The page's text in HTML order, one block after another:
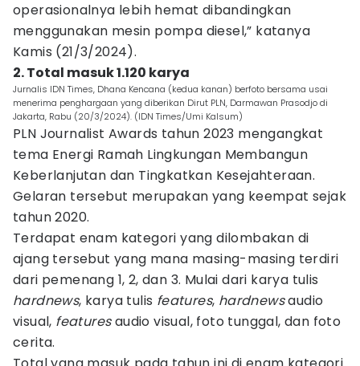
operasionalnya lebih hemat dibandingkan
menggunakan mesin pompa diesel,” katanya
Kamis (21/3/2024).
2. Total masuk 1.120 karya
Jurnalis IDN Times, Dhana Kencana (kedua kanan) berfoto bersama usai
menerima penghargaan yang diberikan Dirut PLN, Darmawan Prasodjo di
Jakarta, Rabu (20/3/2024). (IDN Times/Umi Kalsum)
PLN Journalist Awards tahun 2023 mengangkat
tema Energi Ramah Lingkungan Membangun
Keberlanjutan dan Tingkatkan Kesejahteraan.
Gelaran tersebut merupakan yang keempat sejak
tahun 2020.
Terdapat enam kategori yang dilombakan di
ajang tersebut yang mana masing-masing terdiri
dari pemenang 1, 2, dan 3. Mulai dari karya tulis
hardnews, karya tulis features, hardnewsaudio
visual, featuresaudio visual, foto tunggal, dan foto
cerita.